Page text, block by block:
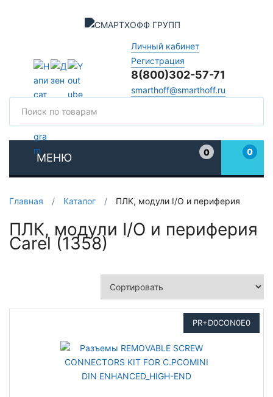
Личный кабинет
Регистрация
8(800)302-57-71
smarthoff@smarthoff.ru
МЕНЮ
0
0
Главная / Каталог / ПЛК, модули I/O и периферия
ПЛК, модули I/O и периферия
Carel (1358)
PR+D0CON0E0